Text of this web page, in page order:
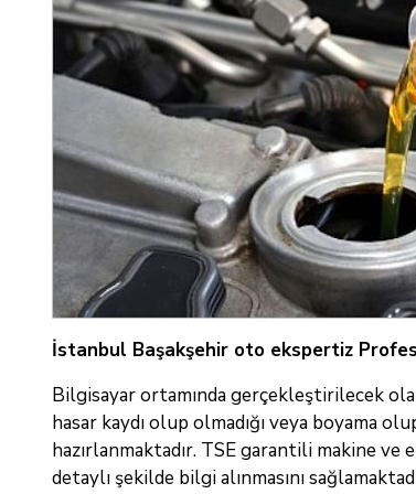
İstanbul Başakşehir oto ekspertiz
Bilgisayar ortamında gerçekleştirilecek
hasar kaydı olup olmadığı veya boyama
hazırlanmaktadır. TSE garantili makine ve
detaylı şekilde bilgi alınmasını